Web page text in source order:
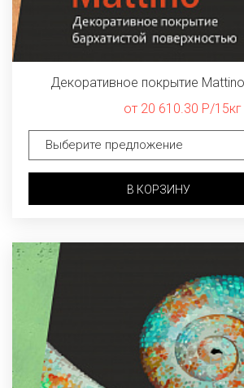
Декоративное покрытие
от 20 610.30 Р/15кг
В КОРЗИНУ